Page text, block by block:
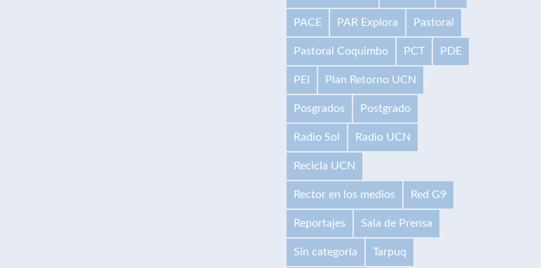
PACE PAR Explora Pastoral
Pastoral Coquimbo PCT PDE
PEI Plan Retorno UCN
Posgrados Postgrado
Radio Sol Radio UCN
Recicla UCN
Rector en los medios Red G9
Reportajes Sala de Prensa
Sin categoría Tarpuq